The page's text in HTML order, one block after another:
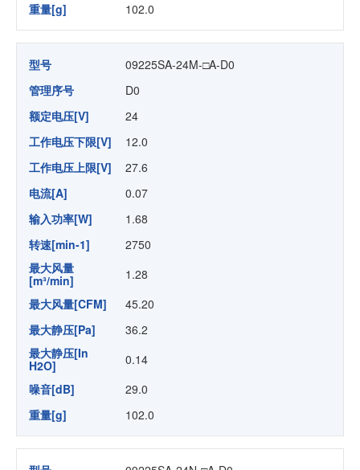
重量[g]
102.0
型号
09225SA-24M-□A-D0
管理序号
D0
额定电压[V]
24
工作电压下限[V]
12.0
工作电压上限[V]
27.6
电流[A]
0.07
输入功率[W]
1.68
转速[min-1]
2750
最大风量
[m³/min]
1.28
最大风量[CFM]
45.20
最大静压[Pa]
36.2
最大静压[In
H2O]
0.14
噪音[dB]
29.0
重量[g]
102.0